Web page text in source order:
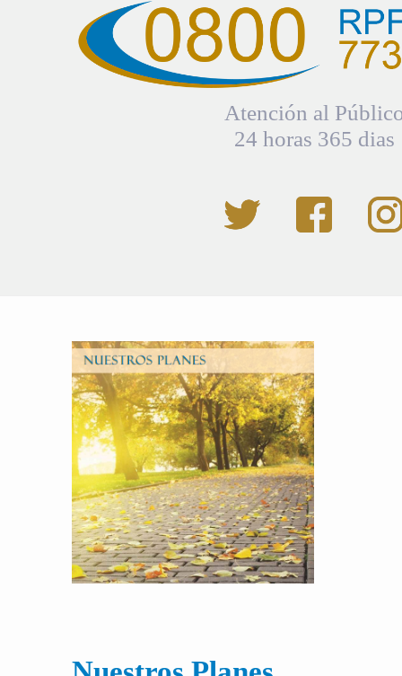
Atención al
24 horas 365 dias